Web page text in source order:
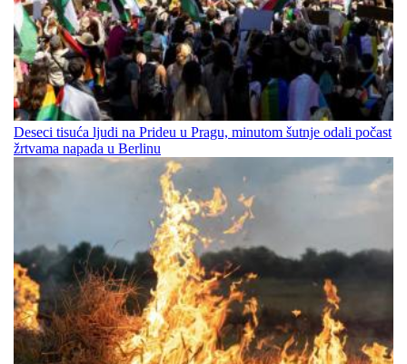
Deseci tisuća ljudi na Prideu u Pragu, minutom šutnje odali počast
žrtvama napada u Berlinu